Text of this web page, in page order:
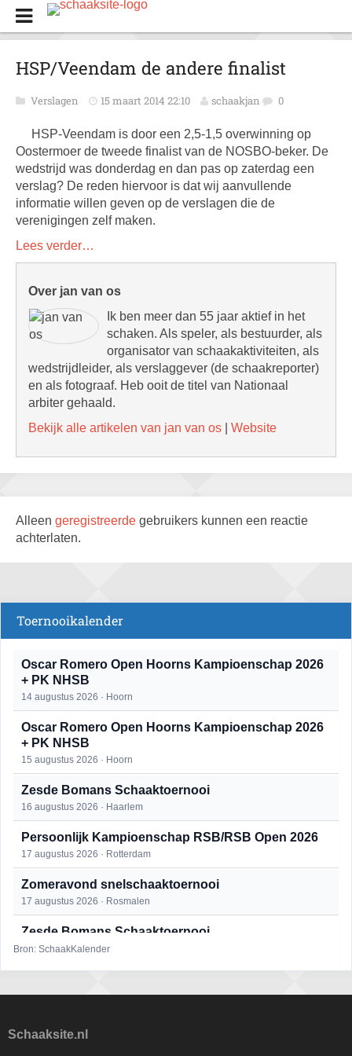
HSP/Veendam de andere finalist
Verslagen 15 maart 2014 22:10 schaakjan 0
HSP-Veendam is door een 2,5-1,5 overwinning op
Oostermoer de tweede finalist van de NOSBO-beker. De
wedstrijd was donderdag en dan pas op zaterdag een
verslag? De reden hiervoor is dat wij aanvullende
informatie willen geven op de verslagen die de
verenigingen zelf maken.
Lees verder…
Over jan van os
Ik ben meer dan 55 jaar aktief in het
schaken. Als speler, als bestuurder, als
organisator van schaakaktiviteiten, als
wedstrijdleider, als verslaggever (de schaakreporter)
en als fotograaf. Heb ooit de titel van Nationaal
arbiter gehaald.
Bekijk alle artikelen van jan van os
Website
Alleen geregistreerde gebruikers kunnen een reactie
achterlaten.
Toernooikalender
Oscar Romero Open Hoorns Kampioenschap 2026
+ PK NHSB
14 augustus 2026 · Hoorn
Oscar Romero Open Hoorns Kampioenschap 2026
+ PK NHSB
15 augustus 2026 · Hoorn
Zesde Bomans Schaaktoernooi
16 augustus 2026 · Haarlem
Persoonlijk Kampioenschap RSB/RSB Open 2026
17 augustus 2026 · Rotterdam
Zomeravond snelschaaktoernooi
17 augustus 2026 · Rosmalen
Zesde Bomans Schaaktoernooi
17 augustus 2026 · Haarlem
18 augustus 2026 · Rosmalen
Bron: SchaakKalender
Schaaksite.nl